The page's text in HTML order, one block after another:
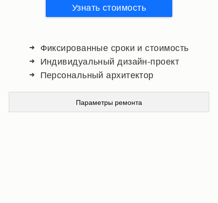
Узнать стоимость
Фиксированные сроки и стоимость
Индивидуальный дизайн-проект
Персональный архитектор
Параметры ремонта